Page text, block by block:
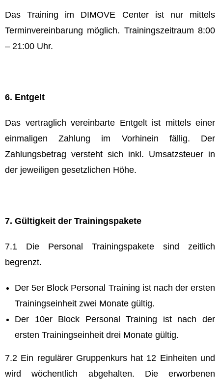
Das Training im DIMOVE Center ist nur mittels
Terminvereinbarung möglich. Trainingszeitraum 8:00
– 21:00 Uhr.
6. Entgelt
Das vertraglich vereinbarte Entgelt ist mittels einer
einmaligen Zahlung im Vorhinein fällig. Der
Zahlungsbetrag versteht sich inkl. Umsatzsteuer in
der jeweiligen gesetzlichen Höhe.
7. Gültigkeit der Trainingspakete
7.1 Die Personal Trainingspakete sind zeitlich
begrenzt.
Der 5er Block Personal Training ist nach der ersten
Trainingseinheit zwei Monate gültig.
Der 10er Block Personal Training ist nach der
ersten Trainingseinheit drei Monate gültig.
7.2 Ein regulärer Gruppenkurs hat 12 Einheiten und
wird wöchentlich abgehalten. Die erworbenen